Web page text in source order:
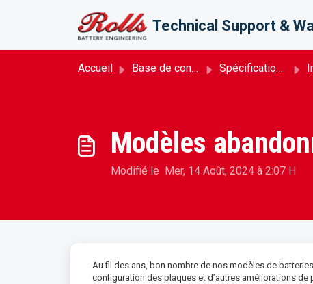
Technical Support &
Accueil Base de connaissances Spécifications de la Batterie
Modèles
Modifié le Mer, 14 Août, 2024 à 2:07 H
Au fil des ans, bon nombre de nos modèles de
configuration des plaques et d’autres améliorations